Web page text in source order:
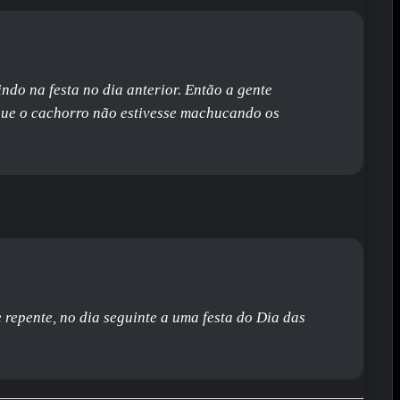
na festa no dia anterior. Então a gente
o cachorro não estivesse machucando os
no dia seguinte a uma festa do Dia das